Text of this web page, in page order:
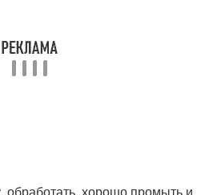
обработать, хорошо промыть и